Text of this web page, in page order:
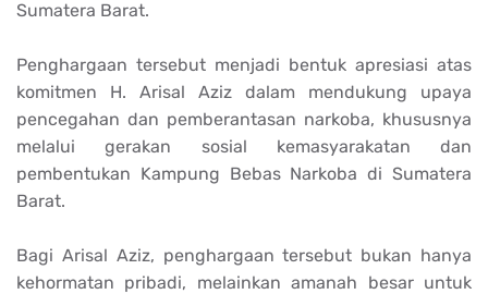
Sumatera Barat.
Penghargaan tersebut menjadi bentuk apresiasi atas
komitmen H. Arisal Aziz dalam mendukung upaya
pencegahan dan pemberantasan narkoba, khususnya
melalui gerakan sosial kemasyarakatan dan
pembentukan Kampung Bebas Narkoba di Sumatera
Barat.
Bagi Arisal Aziz, penghargaan tersebut bukan hanya
kehormatan pribadi, melainkan amanah besar untuk